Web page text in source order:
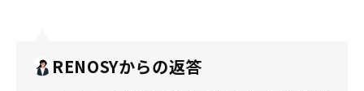
RENOSYからの返答